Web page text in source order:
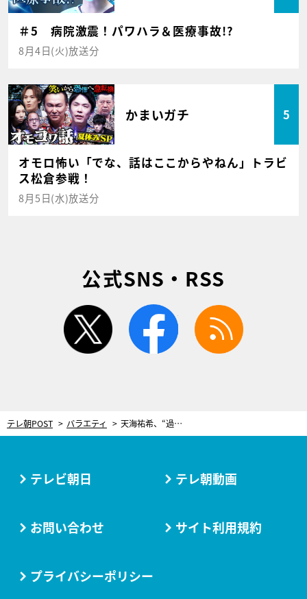
＃5 病院激震！パワハラ＆医療事故!?
8月4日(火)放送分
かまいガチ 5
オモロ怖い「でな、話はここからやねん」トラビ
ス松倉参戦！
8月5日(水)放送分
公式SNS・RSS
twitter facebook
テレ朝POST バラエティ 天海祐希、“過酷旅”に初参戦！激レアな姿で大奔走「今日来て良かったね！」
テレビ朝日 テレ朝動画
お問い合わせ サイト利用規約
プライバシーポリシー